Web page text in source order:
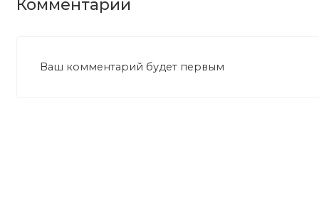
Комментарии
Ваш комментарий будет первым